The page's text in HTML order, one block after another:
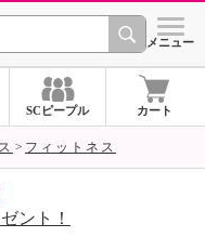
シ
メニュー
SCピープル カート
フィットネス
ント！